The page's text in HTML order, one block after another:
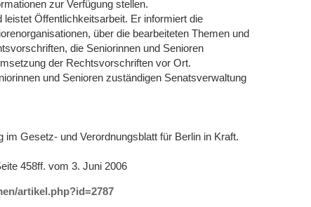
zur Verfügung stellen.
Öffentlichkeitsarbeit. Er informiert die
über die bearbeiteten Themen und
die Seniorinnen und Senioren
der Rechtsvorschriften vor Ort.
und Senioren zuständigen Senatsverwaltung
Gesetz- und Verordnungsblatt für Berlin in Kraft.
458ff. vom 3. Juni 2006
artikel.php?id=2787